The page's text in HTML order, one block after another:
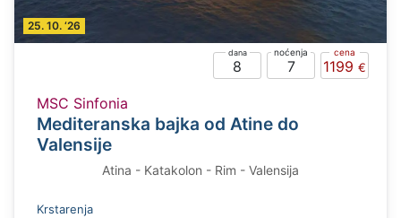
25. 10. ‘26
8 7 1199
MSC Sinfonia
Mediteranska bajka od Atine do
Valensije
Atina - Katakolon - Rim - Valensija
Krstarenja